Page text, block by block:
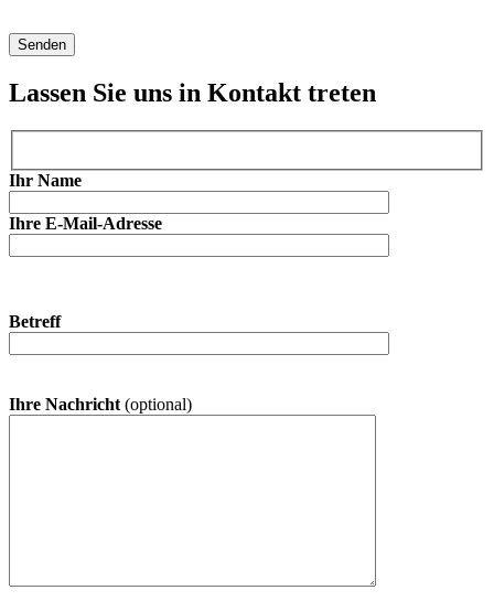
Lassen Sie uns in Kontakt treten
Ihr Name
Ihre E-Mail-Adresse
Betreff
Ihre Nachricht (optional)